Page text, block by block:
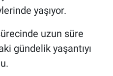
yaşıyor.
uzun süre
gündelik yaşantıyı